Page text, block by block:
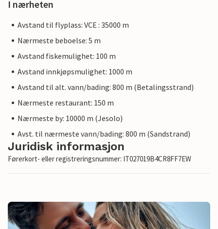
I nærheten
Avstand til flyplass: VCE : 35000 m
Nærmeste beboelse: 5 m
Avstand fiskemulighet: 100 m
Avstand innkjøpsmulighet: 1000 m
Avstand til alt. vann/bading: 800 m (Betalingsstrand)
Nærmeste restaurant: 150 m
Nærmeste by: 10000 m (Jesolo)
Avst. til nærmeste vann/bading: 800 m (Sandstrand)
Juridisk informasjon
Førerkort- eller registreringsnummer: IT027019B4CR8FF7EW